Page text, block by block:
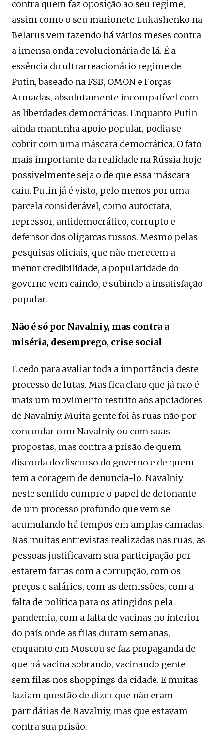
contra quem faz oposição ao seu regime,
assim como o seu marionete Lukashenko na
Belarus vem fazendo há vários meses contra
a imensa onda revolucionária de lá. É a
essência do ultrarreacionário regime de
Putin, baseado na FSB, OMON e Forças
Armadas, absolutamente incompatível com
as liberdades democráticas. Enquanto Putin
ainda mantinha apoio popular, podia se
cobrir com uma máscara democrática. O fato
mais importante da realidade na Rússia hoje
possivelmente seja o de que essa máscara
caiu. Putin já é visto, pelo menos por uma
parcela considerável, como autocrata,
repressor, antidemocrático, corrupto e
defensor dos oligarcas russos. Mesmo pelas
pesquisas oficiais, que não merecem a
menor credibilidade, a popularidade do
governo vem caindo, e subindo a insatisfação
popular.
Não é só por Navalniy, mas contra a
miséria, desemprego, crise social
É cedo para avaliar toda a importância deste
processo de lutas. Mas fica claro que já não é
mais um movimento restrito aos apoiadores
de Navalniy. Muita gente foi às ruas não por
concordar com Navalniy ou com suas
propostas, mas contra a prisão de quem
discorda do discurso do governo e de quem
tem a coragem de denuncia-lo. Navalniy
neste sentido cumpre o papel de detonante
de um processo profundo que vem se
acumulando há tempos em amplas camadas.
Nas muitas entrevistas realizadas nas ruas, as
pessoas justificavam sua participação por
estarem fartas com a corrupção, com os
preços e salários, com as demissões, com a
falta de política para os atingidos pela
pandemia, com a falta de vacinas no interior
do país onde as filas duram semanas,
enquanto em Moscou se faz propaganda de
que há vacina sobrando, vacinando gente
sem filas nos shoppings da cidade. E muitas
faziam questão de dizer que não eram
partidárias de Navalniy, mas que estavam
contra sua prisão.